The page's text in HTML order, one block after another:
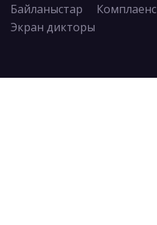
Байланыстар
Комплаенс
Экран дикторы